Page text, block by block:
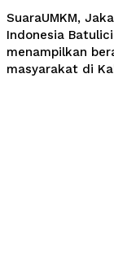
SuaraUMKM,
Indonesia
menampilkan
masyarakat di